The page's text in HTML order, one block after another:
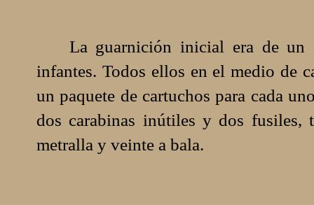
La guarnición inicial era de un
infantes. Todos ellos en el medio de
un paquete de cartuchos para cada
dos carabinas inútiles y dos fusiles,
metralla y veinte a bala.